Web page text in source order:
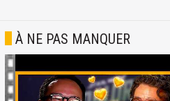
À NE PAS MANQUER